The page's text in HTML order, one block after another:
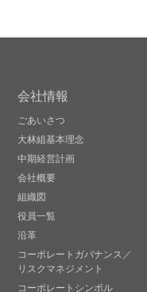
会社情報
ごあいさつ
大林組基本理念
中期経営計画
会社概要
組織図
役員一覧
沿革
コーポレートガバナンス／
リスクマネジメント
コーポレートシンボル